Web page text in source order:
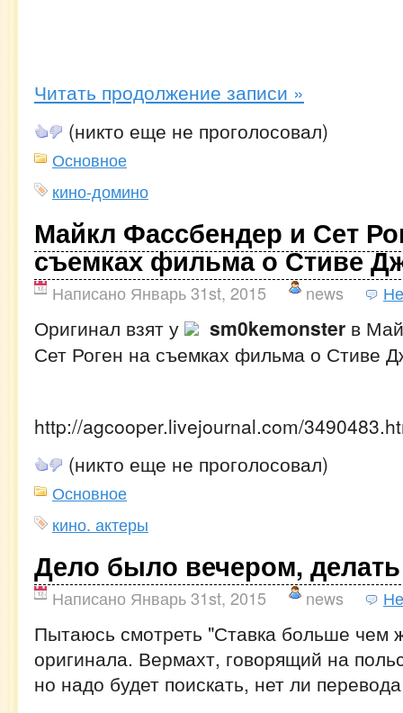
Читать продолжение записи »
(никто еще не проголосовал)
Основное
кино-домино
Майкл Фассбендер и Сет
съемках фильма о Стиве
Написано Январь 31st, 2015 news
Оригинал взят у sm0kemonster в
Сет Роген на съемках фильма о Стиве
http://agcooper.livejournal.com/
(никто еще не проголосовал)
Основное
кино. актеры
Дело было вечером,
Написано Январь 31st, 2015 news
Пытаюсь смотреть "Ставка больше чем
оригинала. Вермахт, говорящий на
но надо будет поискать, нет ли